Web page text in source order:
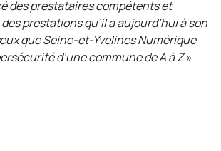
des prestataires compétents et
prestations qu’il a aujourd’hui à son
que Seine-et-Yvelines Numérique
d’une commune de A à Z»